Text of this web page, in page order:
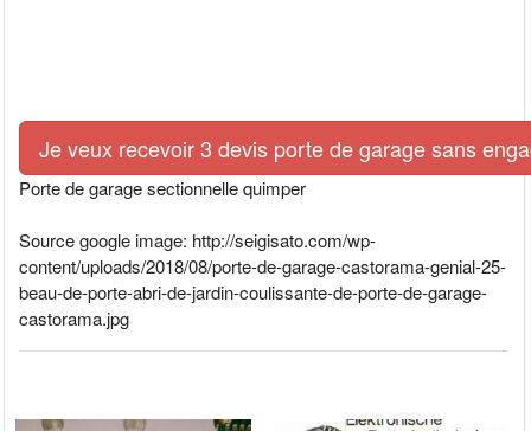
Je veux recevoir 3 devis porte de garage sans
Porte de garage sectionnelle quimper
Source google image: http://seigisato.com/wp-
content/uploads/2018/08/porte-de-garage-castorama-genial-25-
beau-de-porte-abri-de-jardin-coulissante-de-porte-de-garage-
castorama.jpg